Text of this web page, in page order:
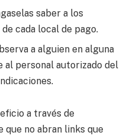
saber a los
cada local de pago.
a alguien en alguna
al personal autorizado del
a través de
que no abran links que